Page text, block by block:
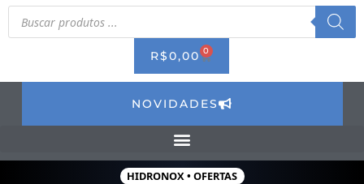
Pesquisar
produtos
R$0,00 0 CART
NOVIDADES
HIDRONOX • OFERTAS